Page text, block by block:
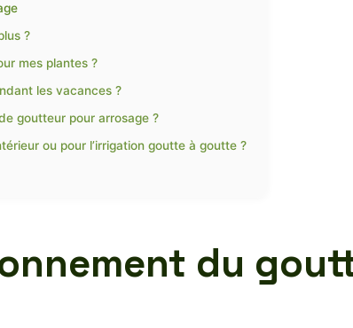
?
mes plantes ?
les vacances ?
goutteur pour arrosage ?
ou pour l’irrigation goutte à goutte ?
du